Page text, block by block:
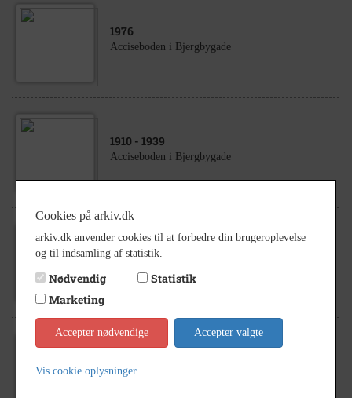
1976
Acciseboden i Bjergbygade
1910 - 1939
Acciseboden i Bjergbygade
1920- 1925
Acciseboden i Bjergbygade
Cookies på arkiv.dk
arkiv.dk anvender cookies til at forbedre din brugeroplevelse
og til indsamling af statistik.
Nødvendig
Statistik
Marketing
Accepter nødvendige Accepter valgte
Vis cookie oplysninger